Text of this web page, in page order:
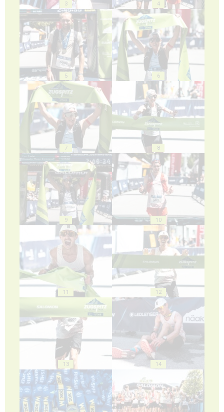
3 4
5 6
7 8
9 10
11 12
13 14